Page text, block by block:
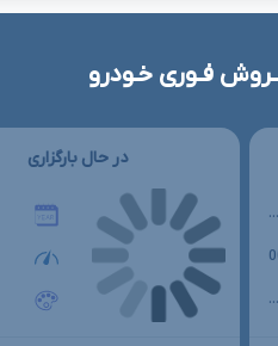
فـوری خـودرو
...
...
در حال بارگزاری